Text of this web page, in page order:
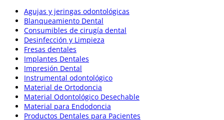
Agujas y jeringas odontológicas
Blanqueamiento Dental
Consumibles de cirugía dental
Desinfección y Limpieza
Fresas dentales
Implantes Dentales
Impresión Dental
Instrumental odontológico
Material de Ortodoncia
Material Odontológico Desechable
Material para Endodoncia
Productos Dentales para Pacientes